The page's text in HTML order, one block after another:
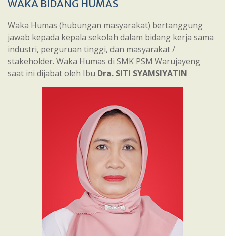
WAKA BIDANG HUMAS
Waka Humas (hubungan masyarakat) bertanggung
jawab kepada kepala sekolah dalam bidang kerja sama
industri, perguruan tinggi, dan masyarakat /
stakeholder. Waka Humas di SMK PSM Warujayeng
saat ini dijabat oleh Ibu Dra. SITI SYAMSIYATIN